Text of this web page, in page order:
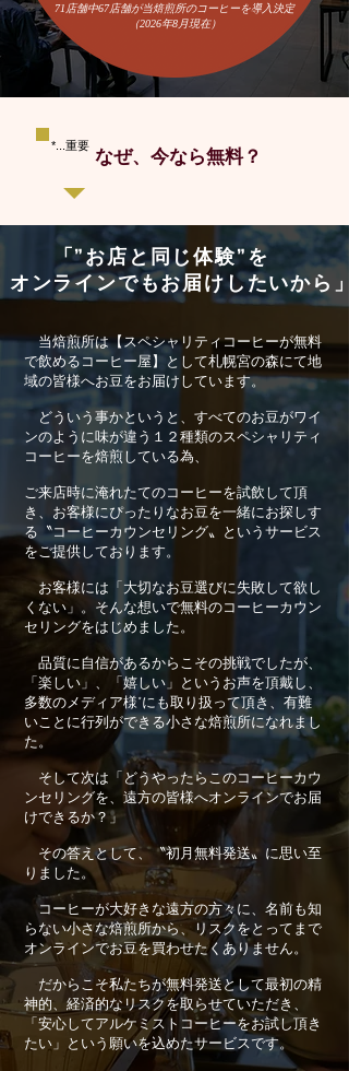
71店舗中67店舗が当焙煎所のコーヒーを導入決定
（2026年8月現在）
*...重要 ​なぜ、今なら無料？
​当焙煎所は【スペシャリティコーヒーが無料
で飲めるコーヒー屋】として札幌宮の森にて地
域の皆様へお豆をお届けしています。
どういう事かというと、すべてのお豆がワイ
ンのように味が違う１２種類のスペシャリティ
コーヒーを焙煎している為、
ご来店時に淹れたてのコーヒーを試飲して頂
き、お客様にぴったりなお豆を一緒にお探しす
る〝コーヒーカウンセリング〟というサービス
をご提供しております。
お客様には「大切なお豆選びに失敗して欲し
くない」。そんな想いで無料のコーヒーカウン
セリングをはじめました。
品質に自信があるからこその挑戦でしたが、
「楽しい」、「嬉しい」というお声を頂戴し、
多数のメディア様*にも取り扱って頂き、有難
いことに行列ができる小さな焙煎所になれまし
た。
そして次は「どうやったらこのコーヒーカウ
ンセリングを、遠方の皆様へオンラインでお届
けできるか？」
その答えとして、〝初月無料発送〟に思い至
りました。
コーヒーが大好きな遠方の方々に、名前も知
らない小さな焙煎所から、リスクをとってまで
オンラインでお豆を買わせたくありません。
だからこそ私たちが無料発送として最初の精
神的、経済的なリスクを取らせていただき、
「安心してアルケミストコーヒーをお試し頂き
たい」という願いを込めたサービスです。
「”お店と同じ体験”を
ラインでもお届けしたいから」